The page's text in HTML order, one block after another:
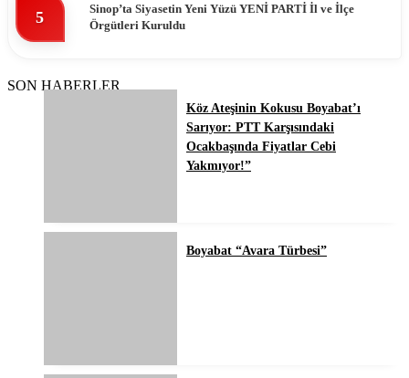
5
Sinop’ta Siyasetin Yeni Yüzü YENİ PARTİ İl ve İlçe
Örgütleri Kuruldu
SON HABERLER
Köz Ateşinin Kokusu Boyabat’ı
Sarıyor: PTT Karşısındaki
Ocakbaşında Fiyatlar Cebi
Yakmıyor!”
Boyabat “Avara Türbesi”